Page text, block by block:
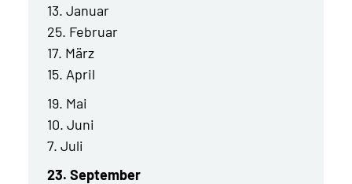
13. Januar
25. Februar
17. März
15. April
19. Mai
10. Juni
7. Juli
23. September